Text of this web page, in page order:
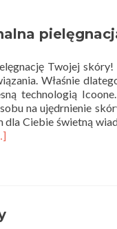
Twojej skóry!
Właśnie
technologią
na ujędrnienie
dla Ciebie świetną